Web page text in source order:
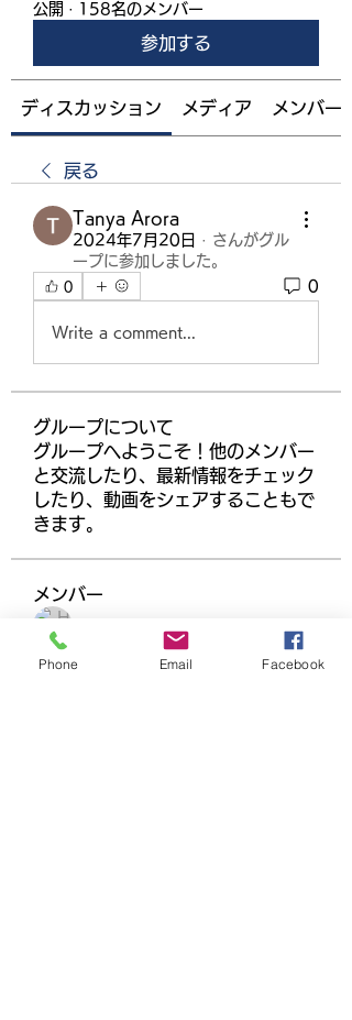
公開 · 158名のメンバー
参加する
ディスカッション メディア メンバー
戻る
Tanya Arora
2024年7月20日 · さんがグル
ープに参加しました。
0 0
Write a comment...
グループについて
グループへようこそ！他のメンバー
と交流したり、最新情報をチェック
したり、動画をシェアすることもで
きます。
メンバー
Dương Dương フォロー
Phone Email Facebook